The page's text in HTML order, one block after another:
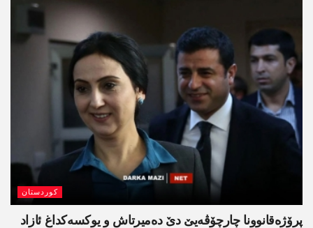
کوردستان
پرۆژەقانوونا چارچۆڤەیێ دێ دەمیرتاش و یوکسەکداغ ئازاد